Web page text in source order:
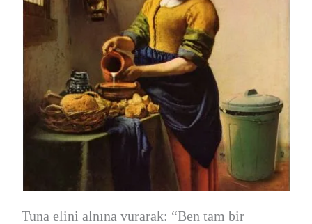
Tuna elini alnına vurarak: “Ben tam bir